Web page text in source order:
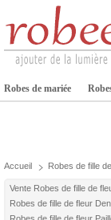
Robes de mariée
Accueil Robes de fille
Vente Robes de fille de
Robes de fille de fleur